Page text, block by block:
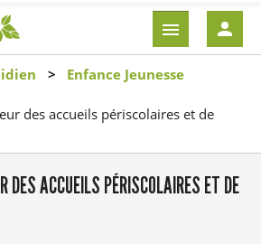
contenu
principal
EN-
TÊTE
Enfance Jeunesse
des accueils périscolaires et de
DES ACCUEILS PÉRISCOLAIRES ET DE